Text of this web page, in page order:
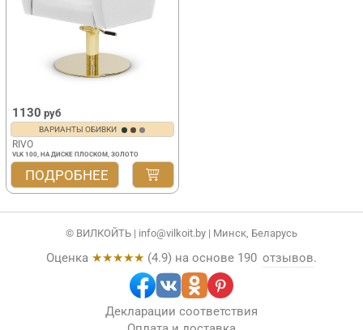
1130 руб
ВАРИАНТЫ ОБИВКИ
RIVO
VLK 100, НА ДИСКЕ ПЛОСКОМ, ЗОЛОТО
ПОДРОБНЕЕ
© ВИЛКОЙТЬ | info@vilkoit.by | Минск, Беларусь
Оценка ★★★★★ (4.9) на основе 190 отзывов.
Декларации соответствия